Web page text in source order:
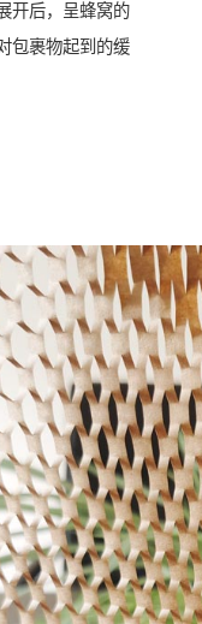
开后，呈蜂窝的
包裹物起到的缓